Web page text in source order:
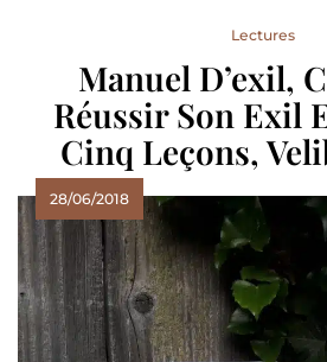
Lectures
Manuel D’exil,
Réussir Son Exil
Cinq Leçons,
28/06/2018